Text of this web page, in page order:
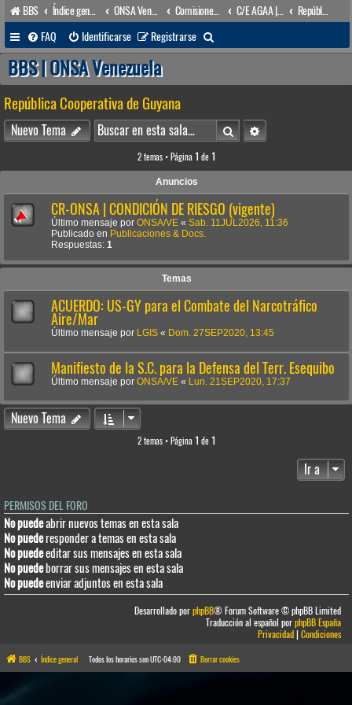
BBS Índice general ONSA Venezuela (acceso público) Comisiones y órganos Asesores internos C/E AGAA | Com(e). para Asuntos Geográficos de Ámbito Acuático
República Cooperativa de Guyana
FAQ
Identificarse Registrarse
u
a
r
BBS | ONSA Venezuela
República Cooperativa de Guyana
Nuevo Tema BuscarBúsqueda avanzada
2 temas • Página 1 de 1
Anuncios
CR-ONSA | CONDICIÓN DE RIESGO (vigente)
Último mensaje por ONSA/VE « Sab. 11JUL2026, 11:36
Publicado en Publicaciones & Docs.
Respuestas: 1
Temas
ACUERDO: US-GY para el Combate del Narcotráfico
Aire/Mar
Último mensaje por LGIS « Dom. 27SEP2020, 13:45
Manifiesto de la S.C. para la Defensa del Terr. Esequibo
Último mensaje por ONSA/VE « Lun. 21SEP2020, 17:37
Nuevo Tema
2 temas • Página 1 de 1
Ir a
PERMISOS DEL FORO
No puedeabrir nuevos temas en esta sala
No puederesponder a temas en esta sala
No puedeeditar sus mensajes en esta sala
No puedeborrar sus mensajes en esta sala
No puedeenviar adjuntos en esta sala
Desarrollado porphpBB® Forum Software © phpBB Limited
Traducción al español porphpBB España
Privacidad|Condiciones
BBS Índice general Todos los horarios sonUTC-04:00 Borrar cookies